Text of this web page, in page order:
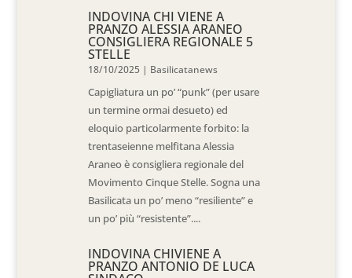
INDOVINA CHI VIENE A
PRANZO ALESSIA ARANEO
CONSIGLIERA REGIONALE 5
STELLE
18/10/2025 | Basilicatanews
Capigliatura un po’ “punk” (per usare
un termine ormai desueto) ed
eloquio particolarmente forbito: la
trentaseienne melfitana Alessia
Araneo è consigliera regionale del
Movimento Cinque Stelle. Sogna una
Basilicata un po’ meno “resiliente” e
un po’ più “resistente”....
INDOVINA CHIVIENE A
PRANZO ANTONIO DE LUCA